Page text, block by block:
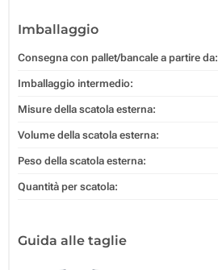
Imballaggio
Consegna con pallet/bancale a partire da:
Imballaggio intermedio:
Misure della scatola esterna:
Volume della scatola esterna:
Peso della scatola esterna:
Quantità per scatola:
Guida alle taglie